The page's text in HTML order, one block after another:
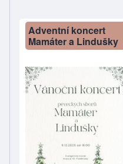
Adventní koncert
Mamáter a Lindušky